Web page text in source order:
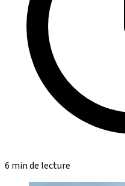
6 min de lecture